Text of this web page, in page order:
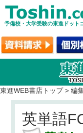
予備校・大学受験の東進ドット
東進WEB書店トップ> 編
英単語